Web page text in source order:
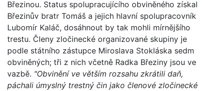
Březinou. Status spolupracujícího obviněného získal
Březinův bratr Tomáš a jejich hlavní spolupracovník
Lubomír Kaláč, dosáhnout by tak mohli mírnějšího
trestu. Členy zločinecké organizované skupiny je
podle státního zástupce Miroslava Stokláska sedm
obviněných; tři z nich včetně Radka Březiny jsou ve
vazbě. "Obvinění ve větším rozsahu zkrátili daň,
páchali úmyslný trestný čin jako členové zločinecké